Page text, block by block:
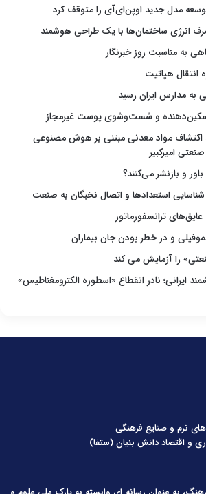
مدل جدید اوپن‌ای‌آی را متوقف کرد
به مناسبت روز خبرنگار
انتقال هپاتیت
مدارس ایران رسید
و شست‌وشوی پوست غیرمجاز
اکتشاف مواد معدنی مبتنی بر هوش مصنوعی
امیرکبیر
و بازنشر می‌کنند؟
شناسایی استعدادها و اتصال نخبگان به صنعت
ترانسفورماتور
و در خطر بودن جان بیماران
را آزمایش می کند
ایرانی؛ نادر انقطاع «اسطوره الکترومغناطیس»
نرم و صنایع فرهنگی
و اقتصاد دانش بنیان (ستفا)